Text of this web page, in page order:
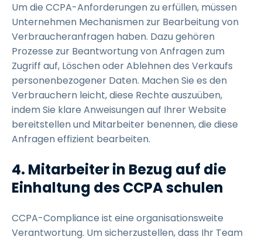
Um die CCPA-Anforderungen zu erfüllen, müssen
Unternehmen Mechanismen zur Bearbeitung von
Verbraucheranfragen haben. Dazu gehören
Prozesse zur Beantwortung von Anfragen zum
Zugriff auf, Löschen oder Ablehnen des Verkaufs
personenbezogener Daten. Machen Sie es den
Verbrauchern leicht, diese Rechte auszuüben,
indem Sie klare Anweisungen auf Ihrer Website
bereitstellen und Mitarbeiter benennen, die diese
Anfragen effizient bearbeiten.
4. Mitarbeiter in Bezug auf die
Einhaltung des CCPA schulen
CCPA-Compliance ist eine organisationsweite
Verantwortung. Um sicherzustellen, dass Ihr Team